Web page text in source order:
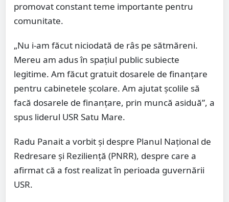
promovat constant teme importante pentru
comunitate.
„Nu i-am făcut niciodată de râs pe sătmăreni.
Mereu am adus în spațiul public subiecte
legitime. Am făcut gratuit dosarele de finanțare
pentru cabinetele școlare. Am ajutat școlile să
facă dosarele de finanțare, prin muncă asiduă”, a
spus liderul USR Satu Mare.
Radu Panait a vorbit și despre Planul Național de
Redresare și Reziliență (PNRR), despre care a
afirmat că a fost realizat în perioada guvernării
USR.